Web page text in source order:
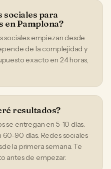
sociales para
en Pamplona?
sociales empiezan desde
de la complejidad y
exacto en 24 horas,
resultados?
se entregan en 5-10 días.
60-90 días. Redes sociales
la primera semana. Te
antes de empezar.